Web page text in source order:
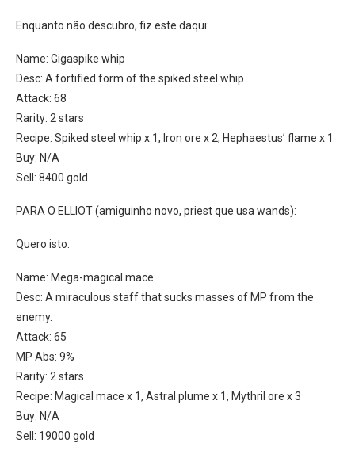
Enquanto não descubro, fiz este daqui:
Name: Gigaspike whip
Desc: A fortified form of the spiked steel whip.
Attack: 68
Rarity: 2 stars
Recipe: Spiked steel whip x 1, Iron ore x 2, Hephaestus’ flame x 1
Buy: N/A
Sell: 8400 gold
PARA O ELLIOT (amiguinho novo, priest que usa wands):
Quero isto:
Name: Mega-magical mace
Desc: A miraculous staff that sucks masses of MP from the
enemy.
Attack: 65
MP Abs: 9%
Rarity: 2 stars
Recipe: Magical mace x 1, Astral plume x 1, Mythril ore x 3
Buy: N/A
Sell: 19000 gold